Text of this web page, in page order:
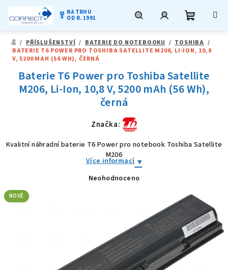
obsah
military_tech NA TRHU
OD R. 1991
DOMŮ
/ PŘÍSLUŠENSTVÍ / BATERIE DO NOTEBOOKU / TOSHIBA /
BATERIE T6 POWER PRO TOSHIBA SATELLITE M206, LI-ION, 10,8
V, 5200 MAH (56 WH), ČERNÁ
Baterie T6 Power pro Toshiba Satellite
M206, Li-Ion, 10,8 V, 5200 mAh (56 Wh),
černá
Značka:
Kvalitní náhradní baterie T6 Power pro notebook Toshiba Satellite
M206
Více informací
Průměrné
hvězdiček.
Neohodnoceno
NOVÉ